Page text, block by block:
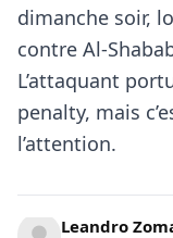
dimanche soir,
contre Al-
L’attaquant
penalty, mais
l’attention.
Leandro